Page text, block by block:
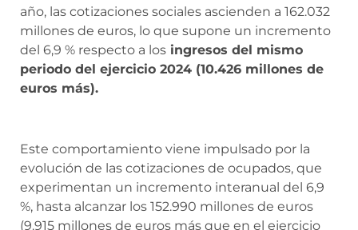
año, las cotizaciones sociales ascienden a 162.032
millones de euros, lo que supone un incremento
del 6,9 % respecto a los ingresos del mismo
periodo del ejercicio 2024 (10.426 millones de
euros más).
Este comportamiento viene impulsado por la
evolución de las cotizaciones de ocupados, que
experimentan un incremento interanual del 6,9
%, hasta alcanzar los 152.990 millones de euros
(9.915 millones de euros más que en el ejercicio